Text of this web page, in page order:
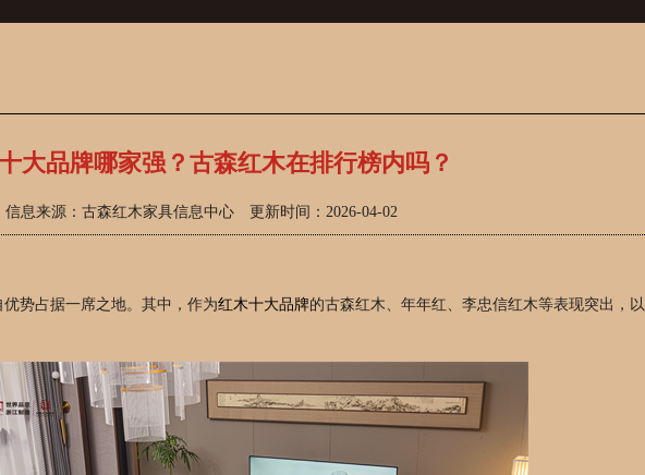
大品牌哪家强？古森红木在排行榜内吗？
信息来源：古森红木家具信息中心 更新时间：2026-04-02
势占据一席之地。其中，作为红木十大品牌的古森红木、年年红、李忠信红木等表现突出，以